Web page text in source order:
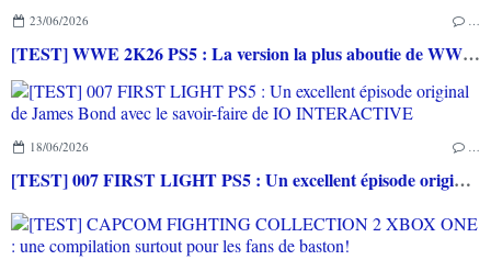
23/06/2026 …
[TEST] WWE 2K26 PS5 : La version la plus aboutie de WWE 2K depuis la pause
18/06/2026 …
[TEST] 007 FIRST LIGHT PS5 : Un excellent épisode original de James Bond avec le savoir-faire de IO INTERACTIVE